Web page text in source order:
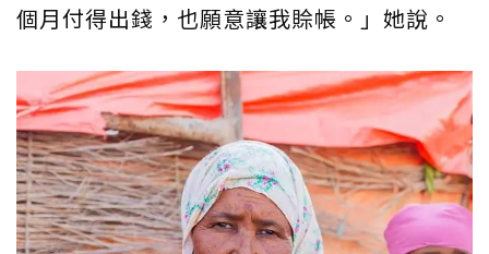
個月付得出錢，也願意讓我賒帳。」她說。